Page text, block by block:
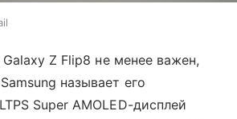
Z Flip8 не менее важен,
называет его
Super AMOLED-дисплей